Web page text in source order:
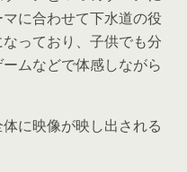
に合わせて下水道の役
っており、子供でも分
ムなどで体感しながら
に映像が映し出される